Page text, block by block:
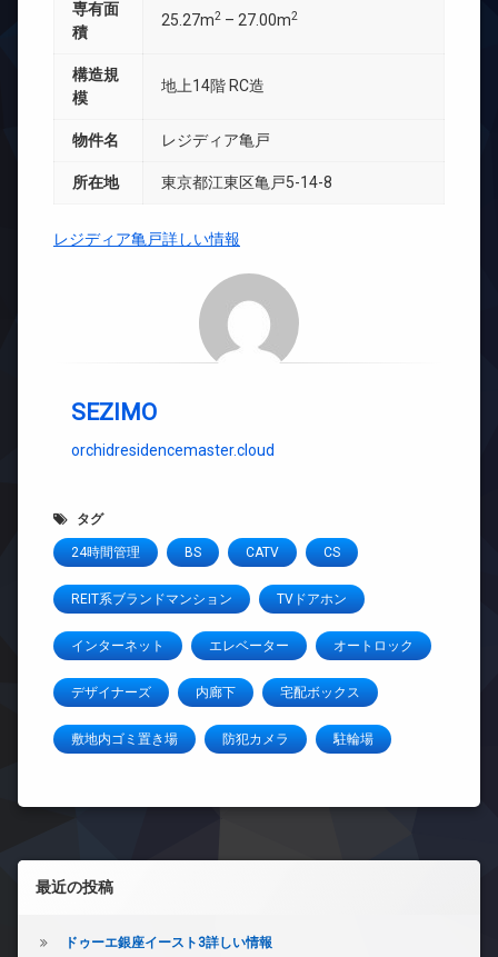
専有面
積
25.27m2 – 27.00m2
構造規
模
地上14階 RC造
物件名 レジディア亀戸
所在地 東京都江東区亀戸5-14-8
レジディア亀戸詳しい情報
SEZIMO
orchidresidencemaster.cloud
タグ
24時間管理 BS CATV CS
REIT系ブランドマンション TVドアホン
インターネット エレベーター オートロック
デザイナーズ 内廊下 宅配ボックス
敷地内ゴミ置き場 防犯カメラ 駐輪場
左サイドバー
最近の投稿
ドゥーエ銀座イースト3詳しい情報